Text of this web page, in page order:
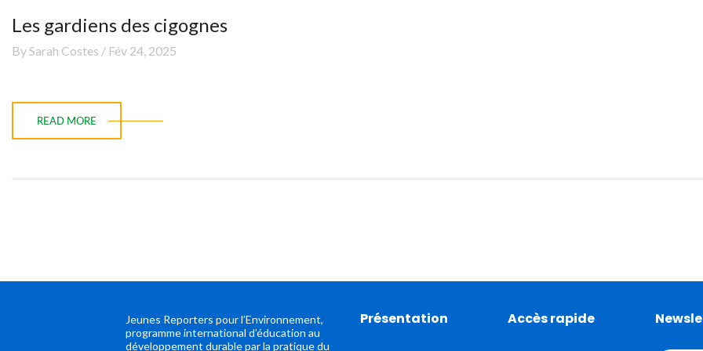
Les gardiens des cigognes
By Sarah Costes / Fév 24, 2025
READ MORE
Jeunes Reporters pour l’Environnement,
programme international d’éducation au
développement durable par la pratique du
Présentation Accès rapide